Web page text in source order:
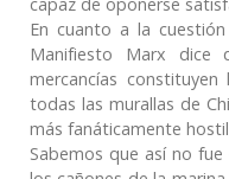
En cuanto a la
Manifiesto Marx dice
mercancías
todas las murallas de
más fanáticamente
Sabemos que así no